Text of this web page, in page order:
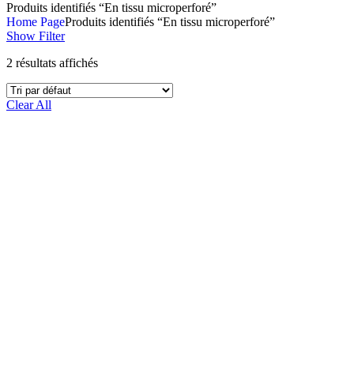
Produits identifiés “En tissu microperforé”
Home PageProduits identifiés “En tissu microperforé”
Show Filter
2 résultats affichés
Clear All